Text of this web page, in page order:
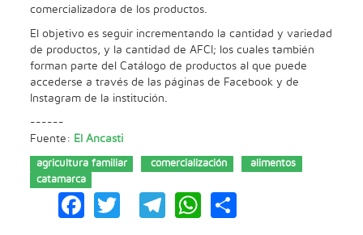
comercializadora de los productos.
El objetivo es seguir incrementando la cantidad y variedad
de productos, y la cantidad de AFCI; los cuales también
forman parte del Catálogo de productos al que puede
accederse a través de las páginas de Facebook y de
Instagram de la institución.
------
Fuente: El Ancasti
agricultura familiar comercialización
alimentos
catamarca
Facebook
TwitterTelegram
WhatsApp